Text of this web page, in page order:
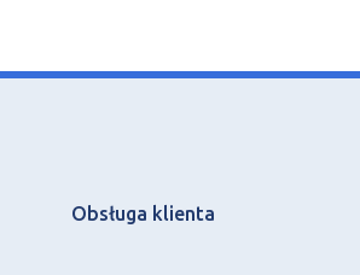
Obsługa klienta